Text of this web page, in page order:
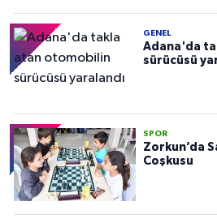
GENEL
Adana'da
sürücüsü
SPOR
Zorkun’da
Coşkusu